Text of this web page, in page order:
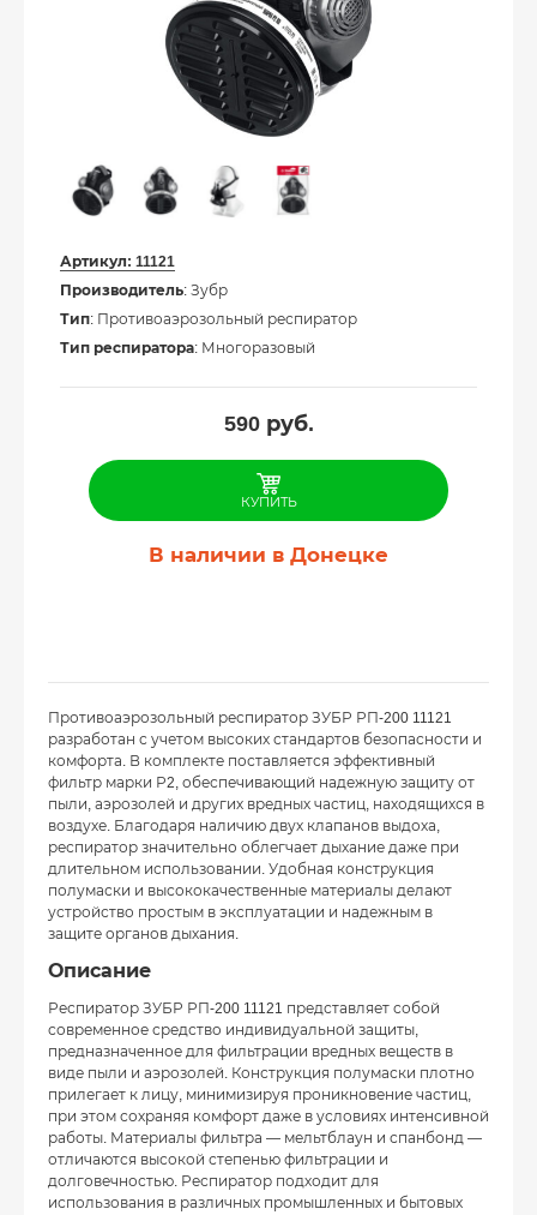
Артикул: 11121
Производитель: Зубр
Тип: Противоаэрозольный респиратор
Тип респиратора: Многоразовый
590руб.
КУПИТЬ
В наличии в Донецке
Противоаэрозольный респиратор ЗУБР РП-200 11121
разработан с учетом высоких стандартов безопасности и
комфорта. В комплекте поставляется эффективный
фильтр марки Р2, обеспечивающий надежную защиту от
пыли, аэрозолей и других вредных частиц, находящихся в
воздухе. Благодаря наличию двух клапанов выдоха,
респиратор значительно облегчает дыхание даже при
длительном использовании. Удобная конструкция
полумаски и высококачественные материалы делают
устройство простым в эксплуатации и надежным в
защите органов дыхания.
Описание
Респиратор ЗУБР РП-200 11121 представляет собой
современное средство индивидуальной защиты,
предназначенное для фильтрации вредных веществ в
виде пыли и аэрозолей. Конструкция полумаски плотно
прилегает к лицу, минимизируя проникновение частиц,
при этом сохраняя комфорт даже в условиях интенсивной
работы. Материалы фильтра — мельтблаун и спанбонд —
отличаются высокой степенью фильтрации и
долговечностью. Респиратор подходит для
использования в различных промышленных и бытовых